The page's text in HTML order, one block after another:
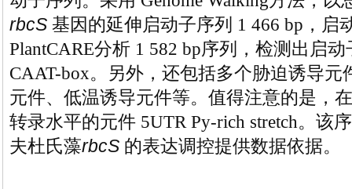
rbcS 基因的延伸启动子序列 1 466 bp ，启
PlantCARE分析 1 582 bp序列，检测出启
CAAT-box。另外，还包括多个胁迫诱导
元件、低温诱导元件等。值得注意的是，
转录水平的元件 5UTR Py-rich stretch。该
夫杜氏藻rbcS 的表达调控提供数据依据。